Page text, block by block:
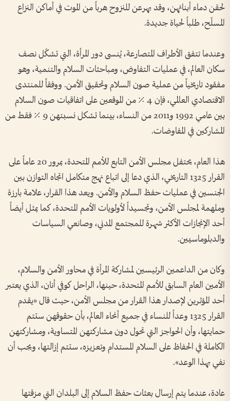
لحقن دماء أبنائهن، وقد يهرعن للنزوح هرباً من الموت في أماكن النزاع
المسلّح، طلباً لحياة جديدة.
وعندما تتفق الأطراف المتصارعة، يُنسى دور المرأة، التي تشكّل نصف
سكان العالم، في عمليات التفاوض، ومباحثات السلام والتنمية، وهو
مفقود تاريخياً من عملية صون السلام وتحقيق الأمن. ووفقاً للمنتدى
الاقتصادي العالمي، فإن 4 ٪ من الموقعين على اتفاقيات صون السلام
بين عامي 1992 و2011 من النساء، بينما تشكل نسبتهن 9 ٪ فقط من
المشاركين في المفاوضات.
هذا العام، يحتفل مجلس الأمن التابع للأمم المتحدة، بمرور 20 عاماً على
القرار 1325 التاريخي، الذي دعا إلى اتباع نهج متكامل اتجاه التوازن بين
الجنسين في عمليات حفظ السلام والأمن. ويعد هذا القرار، علامة بارزة
وملهمة لمجلس الأمن، وتجسيداً لأولويات الأمم المتحدة، كما يمثل أيضاً
أحد الإنجازات الأكثر شهرة للمجتمع المدني، وصانعي السياسات
والدبلوماسيين.
وكان من الداعمين الرئيسين لمشاركة المرأة في محاور الأمن والسلام،
الأمين العام السابق للأمم المتحدة، حينها، الراحل كوفي أنان، الذي يعتبر
أحد المؤثرين لإصدار هذا القرار من مجلس الأمن، حيث قال «يقدم
القرار 1325 وعداً للنساء في جميع أنحاء العالم، بأن حقوقهن ستتم
حمايتها، وأن الحواجز التي تحول دون مشاركتهن المتساوية، ومشاركتهن
الكاملة في الحفاظ على السلام المستدام وتعزيزه، ستتم إزالتها، ويجب أن
نفي بهذا الوعد».
عادة، عندما يتم إرسال بعثات حفظ السلام إلى البلدان التي مزقتها